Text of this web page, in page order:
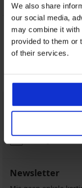
We also share
our social media,
may combine it with
provided to them or
of their services.
5% van de
Klantenservice
Op werkdagen van
Newsletter